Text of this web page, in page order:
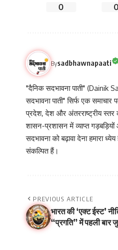
0 0
Bysadbhawnapaati
"दैनिक सदभावना पाती"
सदभावना पाती" सिर्फ एक समाचार
प्रदेश, देश और अंतरराष्ट्रीय स्तर
शासन-प्रशासन में व्याप्त
सदभावना को बढ़ावा देना हमारा
संकल्पित हैं।
PREVIOUS ARTICLE
भारत की ‘एक्ट ईस्ट’
“प्रगति” में पहली बार